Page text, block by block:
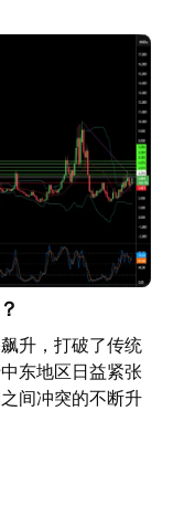
然北美生产商保
相互关联，全球
会影响休斯顿的
。地缘政治风险
针对基础设施的
在破裂。俄罗斯
能源安全已如何
遇也加速了风险。
，而卫星则在巡
胁：国家支持的
，搁浅资产的经
周期的繁荣与萧
。海量供应、地
一个唯一的确定
然气比以往任何
升，打破了传统
东地区日益紧张
间冲突的不断升
胁。这些复杂因
伊朗能源基础设